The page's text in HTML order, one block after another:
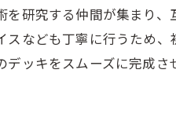
を研究する仲間が集まり
スなども丁寧に行うため
デッキをスムーズに完成さ